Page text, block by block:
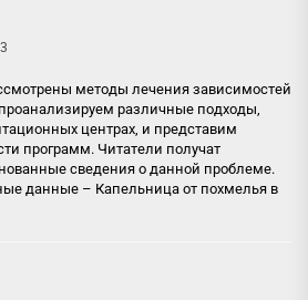
методы лечения зависимостей
различные подходы,
центрах, и представим
программ. Читатели получат
сведения о данной проблеме.
данные – Капельница от похмелья в